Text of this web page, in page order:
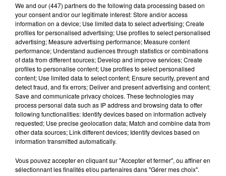
Si le Prix Goncourt a été remis la semaine dernière,
les collégiens et lycéens du département vont quant à
eux participé à la 11ème édition du prix « d’1 livre à
l’Aude ».
Objectif : redonner le goût de la lecture au 14-18 ans,
en leur proposant 4 ouvrages à lire durant l’année.
Un prix sera remis en fin d’année scolaire.
Malika Tamdjrit-Colin est la responsable des actions
culturelles à la Bibliothèque de Carcassonne... Elle
nous présente les 4 ouvrages sélectionnés :
We and our (447) partnersdo the following data processing based on
your consent and/or our legitimate interest: Store and/or access
information on a device; Use limited data to select advertising; Create
profiles for personalised advertising; Use profiles to select personalised
advertising; Measure advertising performance; Measure content
performance; Understand audiences through statistics or combinations
of data from different sources; Develop and improve services; Create
profiles to personalise content; Use profiles to select personalised
content; Use limited data to select content; Ensure security, prevent and
detect fraud, and fix errors; Deliver and present advertising and content;
Save and communicate privacy choices. These technologies may
process personal data such as IP address and browsing data to offer
following functionalities: Identify devices based on information actively
requested; Use precise geolocation data; Match and combine data from
other data sources; Link different devices; Identify devices based on
information transmitted automatically.
Vous pouvez accepter en cliquant sur "Accepter et fermer", ou affiner en
sélectionnant les finalités et/ou partenaires dans "Gérer mes choix".